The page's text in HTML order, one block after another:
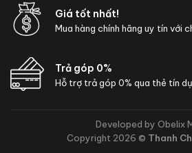
Giá tốt nhất!
Mua hàng chính hãng uy tín với
Trả góp 0%
Hỗ trợ trả góp 0% qua thẻ tín
Developed by Obelix
Copyright 2026 © Thanh